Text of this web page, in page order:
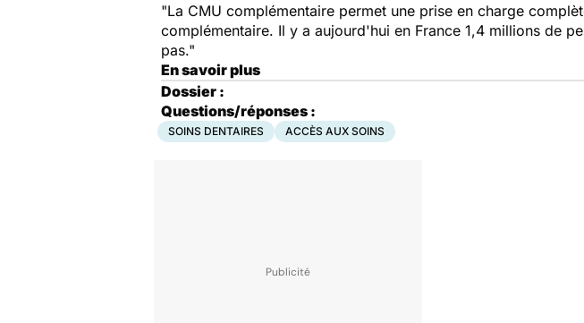
"La CMU complémentaire permet une prise en charge
complémentaire. Il y a aujourd'hui en France 1,4 millions de
pas."
En savoir plus
Dossier :
Questions/réponses :
SOINS DENTAIRES ACCÈS AUX SOINS